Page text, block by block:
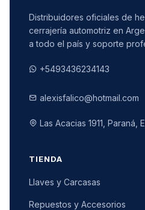
Distribuidores oficiales de
cerrajería automotriz en
a todo el país y soporte
+5493436234143
alexisfalico@hotmail.com
Las Acacias 1911, Paraná,
TIENDA
Llaves y Carcasas
Repuestos y Accesorios